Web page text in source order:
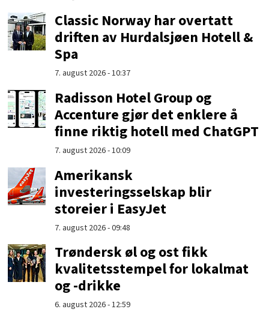
Classic Norway har overtatt
driften av Hurdalsjøen Hotell &
Spa
7. august 2026 - 10:37
Radisson Hotel Group og
Accenture gjør det enklere å
finne riktig hotell med ChatGPT
7. august 2026 - 10:09
Amerikansk
investeringsselskap blir
storeier i EasyJet
7. august 2026 - 09:48
Trøndersk øl og ost fikk
kvalitetsstempel for lokalmat
og -drikke
6. august 2026 - 12:59